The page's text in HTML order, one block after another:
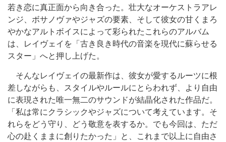
若き恋に真正面から向き合った。壮大なオーケストラアレ
ンジ、ボサノヴァやジャズの要素、そして彼女の甘くまろ
やかなアルトボイスによって彩られたこれらのアルバム
は、レイヴェイを「古き良き時代の音楽を現代に蘇らせる
スター」へと押し上げた。
そんなレイヴェイの最新作は、彼女が愛するルーツに根
差しながらも、スタイルやルールにとらわれず、より自由
に表現された唯一無二のサウンドが結晶化された作品だ。
「私は常にクラシックやジャズについて考えています。そ
れらをどう守り、どう敬意を表するか。でも今回は、ただ
心の赴くままに創りたかった」と、これまで以上に自由さ